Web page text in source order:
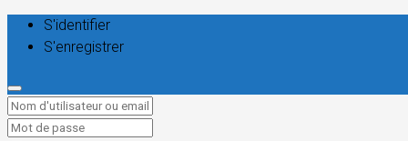
S'identifier
S'enregistrer